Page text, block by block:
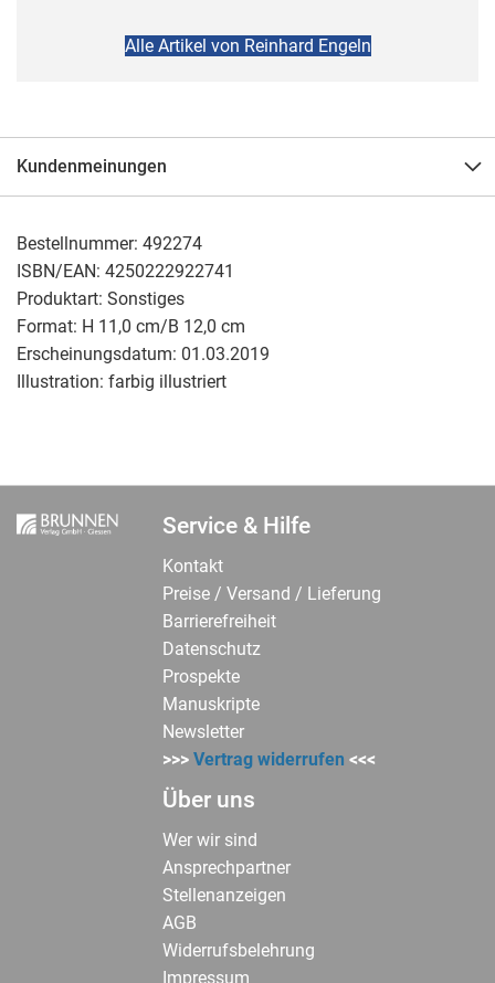
Bestellnummer: 492274
ISBN/EAN: 4250222922741
Produktart: Sonstiges
Format: H 11,0 cm/B 12,0 cm
Erscheinungsdatum: 01.03.2019
Illustration: farbig illustriert
Alle Artikel von Reinhard Engeln
Kundenmeinungen
Service & Hilfe
Kontakt
Preise / Versand / Lieferung
Barrierefreiheit
Datenschutz
Prospekte
Manuskripte
Newsletter
>>>Vertrag widerrufen <<<
Über uns
Wer wir sind
Ansprechpartner
Stellenanzeigen
AGB
Widerrufsbelehrung
Impressum